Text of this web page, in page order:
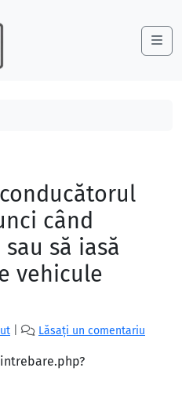
când
să iasă
vehicule
Lăsați un comentariu